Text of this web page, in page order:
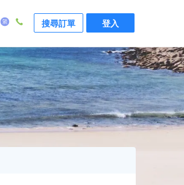
搜尋訂單 登入